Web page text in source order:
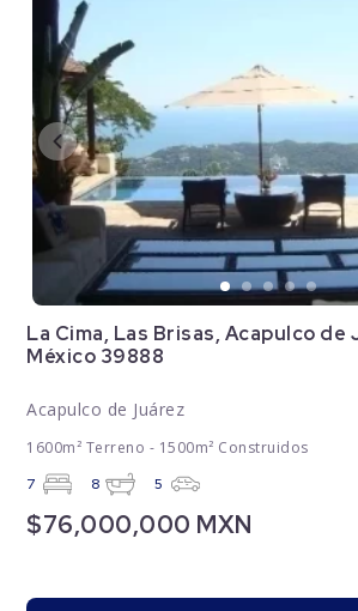
La Cima, Las Brisas, Acapulco de
México 39888
Acapulco de Juárez
1600m² Terreno - 1500m² Construidos
7 8 5
$76,000,000 MXN